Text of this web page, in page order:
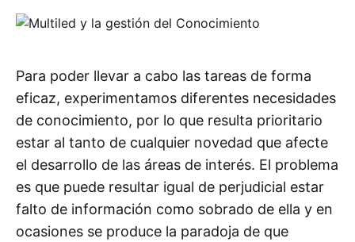
Para poder llevar a cabo las tareas de forma
eficaz, experimentamos diferentes necesidades
de conocimiento, por lo que resulta prioritario
estar al tanto de cualquier novedad que afecte
el desarrollo de las áreas de interés. El problema
es que puede resultar igual de perjudicial estar
falto de información como sobrado de ella y en
ocasiones se produce la paradoja de que